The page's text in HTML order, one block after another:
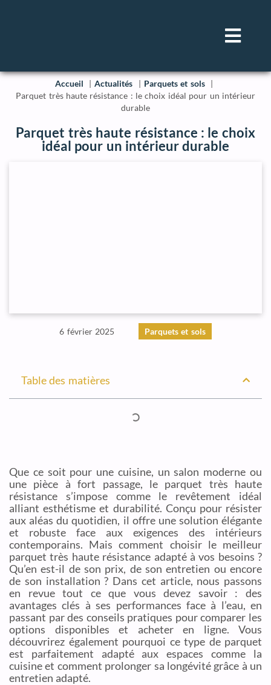
Accueil Actualités
Parquets et sols
Parquet très haute résistance : le choix idéal pour un intérieur
durable
Parquet très haute résistance : le choix
idéal pour un intérieur durable
6 février 2025 Parquets et sols
Table des matières
Que ce soit pour une cuisine, un salon moderne ou
une pièce à fort passage, le parquet très haute
résistance s’impose comme le revêtement idéal
alliant esthétisme et durabilité. Conçu pour résister
aux aléas du quotidien, il offre une solution élégante
et robuste face aux exigences des intérieurs
contemporains. Mais comment choisir le meilleur
parquet très haute résistance adapté à vos besoins ?
Qu’en est-il de son prix, de son entretien ou encore
de son installation ? Dans cet article, nous passons
en revue tout ce que vous devez savoir : des
avantages clés à ses performances face à l’eau, en
passant par des conseils pratiques pour comparer les
options disponibles et acheter en ligne. Vous
découvrirez également pourquoi ce type de parquet
est parfaitement adapté aux espaces comme la
cuisine et comment prolonger sa longévité grâce à un
entretien adapté.